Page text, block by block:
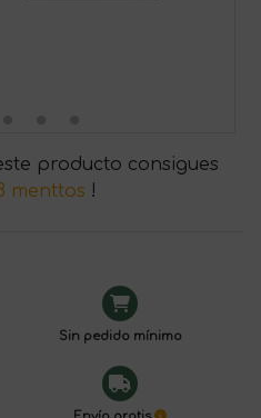
producto consigues
menttos !
Sin pedido mínimo